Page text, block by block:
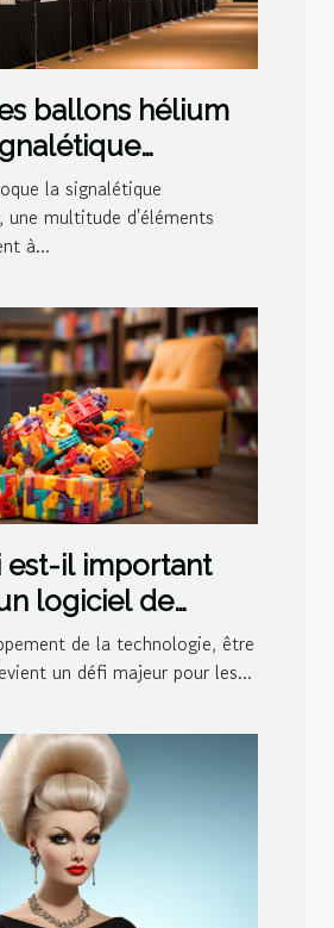
ballons hélium
la signalétique
une multitude d'éléments
à...
est-il important
logiciel de
et de
pour votre
de la technologie, être
un défi majeur pour les...